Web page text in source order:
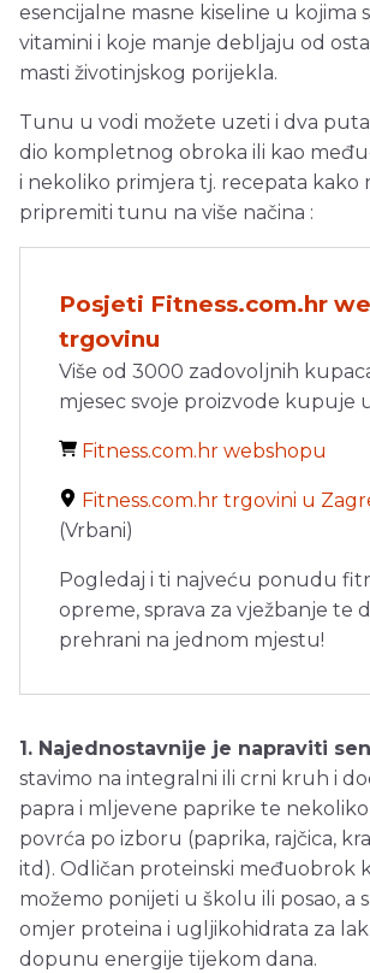
esencijalne masne kiseline u kojima
vitamini i koje manje debljaju od
masti životinjskog porijekla.
Tunu u vodi možete uzeti i dva
dio kompletnog obroka ili kao
i nekoliko primjera tj. recepata kako
pripremiti tunu na više načina :
Posjeti Fitness.com.hr
trgovinu
Više od 3000 zadovoljnih
mjesec svoje proizvode kupuje
Fitness.com.hr webshopu
Fitness.com.hr trgovini u
(Vrbani)
Pogledaj i ti najveću ponudu
opreme, sprava za vježbanje te
prehrani na jednom mjestu!
1. Najednostavnije je napraviti
stavimo na integralni ili crni kruh i
papra i mljevene paprike te nekoliko
povrća po izboru (paprika, rajčica,
itd). Odličan proteinski međuobrok
možemo ponijeti u školu ili posao, a
omjer proteina i ugljikohidrata za
dopunu energije tijekom dana.